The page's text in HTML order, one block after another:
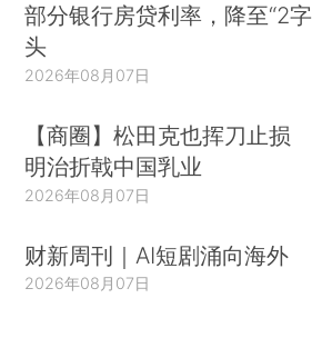
部分银行房贷利率，降至“2字
头
2026年08月07日
【商圈】松田克也挥刀止损
明治折戟中国乳业
2026年08月07日
财新周刊｜AI短剧涌向海外
2026年08月07日